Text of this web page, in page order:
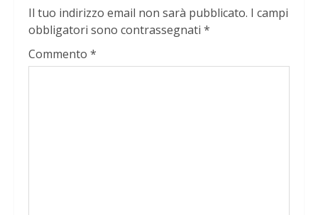
Il tuo indirizzo email non sarà pubblicato. I campi
obbligatori sono contrassegnati *
Commento *